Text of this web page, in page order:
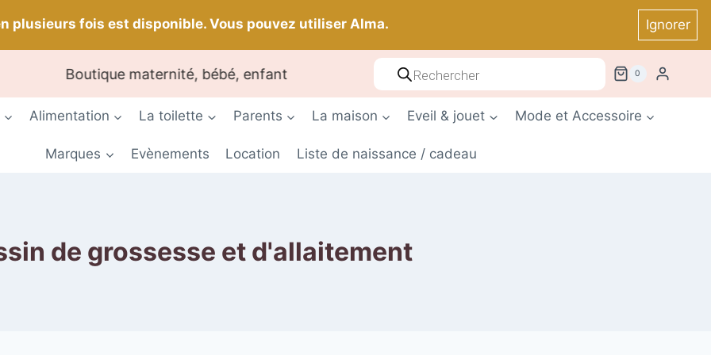
plusieurs fois est disponible. Vous pouvez utiliser Alma. Ignorer
Boutique maternité, bébé, enfant
Recherche
produits
0
Alimentation La toilette Parents La maison Eveil & jouet Mode et Accessoire
Marques Evènements Location Liste de naissance / cadeau
de grossesse et d'allaitement